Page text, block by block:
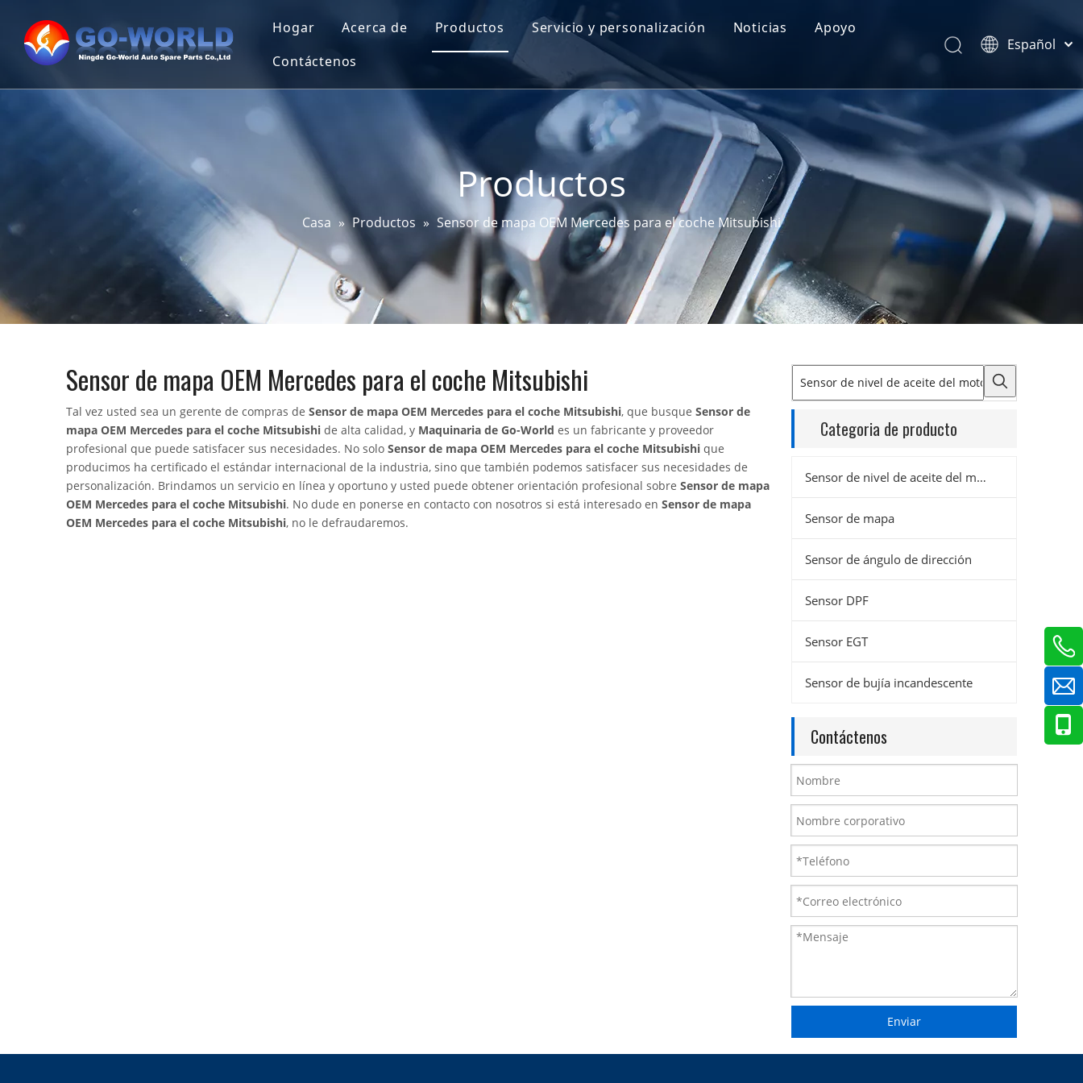
Hogar Acerca de
Prueba y certificaciones
Productos
Sensor de nivel de aceite del motor
Sensor de ángulo de dirección
Sensor DPF
Sensor EGT
Sensor de bujía incandescente
Servicio y personalización Noticias Apoyo
Contáctenos
Español
Pусский
Latine
Français
English
Productos
Casa » Productos » Sensor de mapa OEM Mercedes para el coche Mitsubishi
Sensor de mapa OEM Mercedes para el coche Mitsubishi
Tal vez usted sea un gerente de compras de Sensor de mapa OEM Mercedes para el coche Mitsubishi, que busque Sensor de
mapa OEM Mercedes para el coche Mitsubishi de alta calidad, y Maquinaria de Go-World es un fabricante y proveedor
profesional que puede satisfacer sus necesidades. No solo Sensor de mapa OEM Mercedes para el coche Mitsubishi que
producimos ha certificado el estándar internacional de la industria, sino que también podemos satisfacer sus necesidades de
personalización. Brindamos un servicio en línea y oportuno y usted puede obtener orientación profesional sobre Sensor de mapa
OEM Mercedes para el coche Mitsubishi. No dude en ponerse en contacto con nosotros si está interesado en Sensor de mapa
OEM Mercedes para el coche Mitsubishi, no le defraudaremos.
Categoria de producto
Sensor de nivel de aceite del motor
Sensor de mapa
Sensor de ángulo de dirección
Sensor DPF
Sensor EGT
Sensor de bujía incandescente
Contáctenos
Enviar